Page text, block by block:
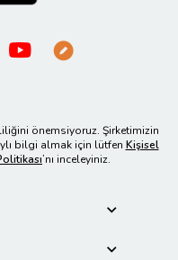
önemsiyoruz. Şirketimizin
bilgi almak için lütfen Kişisel
’nı inceleyiniz.